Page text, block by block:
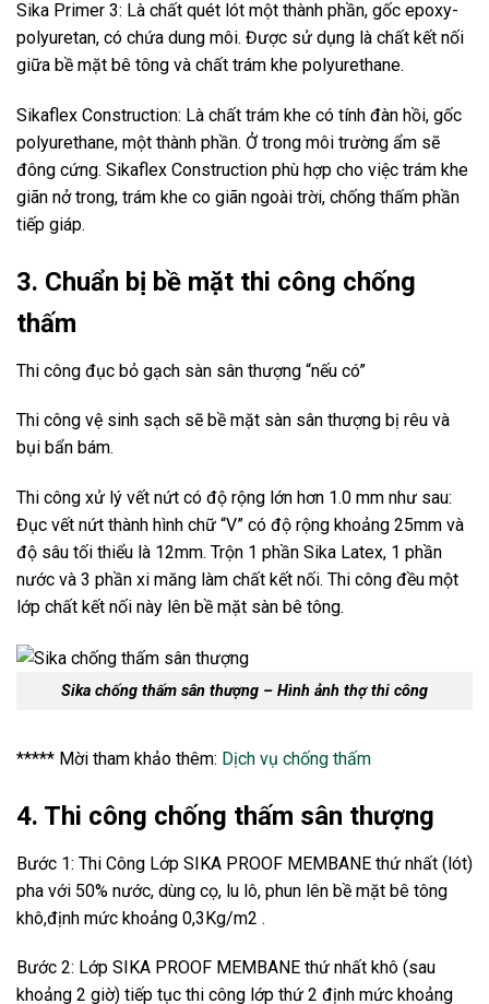
Sika Primer 3: Là chất quét lót một thành phần, gốc epoxy-
polyuretan, có chứa dung môi. Được sử dụng là chất kết nối
giữa bề mặt bê tông và chất trám khe polyurethane.
Sikaflex Construction: Là chất trám khe có tính đàn hồi, gốc
polyurethane, một thành phần. Ở trong môi trường ẩm sẽ
đông cứng. Sikaflex Construction phù hợp cho việc trám khe
giãn nở trong, trám khe co giãn ngoài trời, chống thấm phần
tiếp giáp.
3. Chuẩn bị bề mặt thi công chống
thấm
Thi công đục bỏ gạch sàn sân thượng “nếu có”
Thi công vệ sinh sạch sẽ bề mặt sàn sân thượng bị rêu và
bụi bẩn bám.
Thi công xử lý vết nứt có độ rộng lớn hơn 1.0 mm như sau:
Đục vết nứt thành hình chữ “V” có độ rộng khoảng 25mm và
độ sâu tối thiểu là 12mm. Trộn 1 phần Sika Latex, 1 phần
nước và 3 phần xi măng làm chất kết nối. Thi công đều một
lớp chất kết nối này lên bề mặt sàn bê tông.
Sika chống thấm sân thượng – Hình ảnh thợ thi công
***** Mời tham khảo thêm: Dịch vụ chống thấm
4. Thi công chống thấm sân thượng
Bước 1: Thi Công Lớp SIKA PROOF MEMBANE thứ nhất (lót)
pha với 50% nước, dùng cọ, lu lô, phun lên bề mặt bê tông
khô,định mức khoảng 0,3Kg/m2 .
Bước 2: Lớp SIKA PROOF MEMBANE thứ nhất khô (sau
khoảng 2 giờ) tiếp tục thi công lớp thứ 2 định mức khoảng